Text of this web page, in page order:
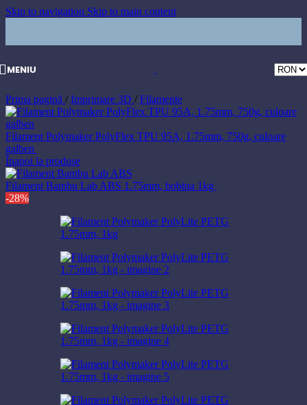
Skip to navigation Skip to main content
MENIU
Prima pagină / Imprimare 3D / Filamente
Filament Polymaker PolyFlex TPU 95A, 1.75mm, 750g, culoare
galben
Înapoi la produse
Filament Bambu Lab ABS 1.75mm, bobina 1kg
-28%